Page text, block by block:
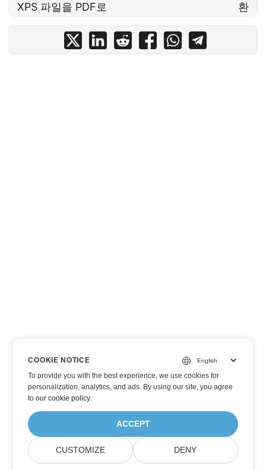
XPS 파일을 PDF로
환
COOKIE NOTICE
To provide you with the best experience, we use cookies for
personalization, analytics, and ads. By using our site, you agree
toour cookie policy.
ACCEPT
CUSTOMIZE DENY